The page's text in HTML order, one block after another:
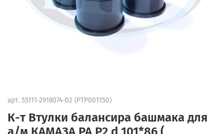
арт. 55111-2918074-02 (PTP001150)
К-т Втулки балансира башмака для